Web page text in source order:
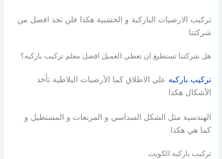
تركيب الارضيات الباركية و الخشبية هكذا فلن تجد افضل من
شركتنا
هل شركتنا تستطيع ان تعطي العميل افضل معلم تركيب باركيه؟
تركيب باركيه علي الاطلاق كما الأرضيات البلاطية تأخذ
الأشكال هكذا
الهندسية مثل الشكل السداسي و المربعات و المستطيل و
كما هي هكذا
تركيب باركيه الكويت